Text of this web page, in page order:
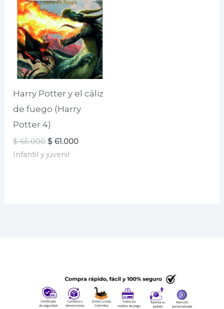
Harry Potter y el cáliz
de fuego (Harry
Potter 4)
$65.000 El
precio
original
$ 61.000El
Infantil y juvenil